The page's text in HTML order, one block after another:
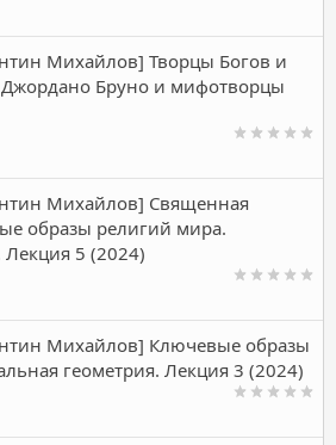
Михайлов] Творцы Богов и
Бруно и мифотворцы
Михайлов] Священная
образы религий мира.
Лекция 5 (2024)
Михайлов] Ключевые образы
геометрия. Лекция 3 (2024)